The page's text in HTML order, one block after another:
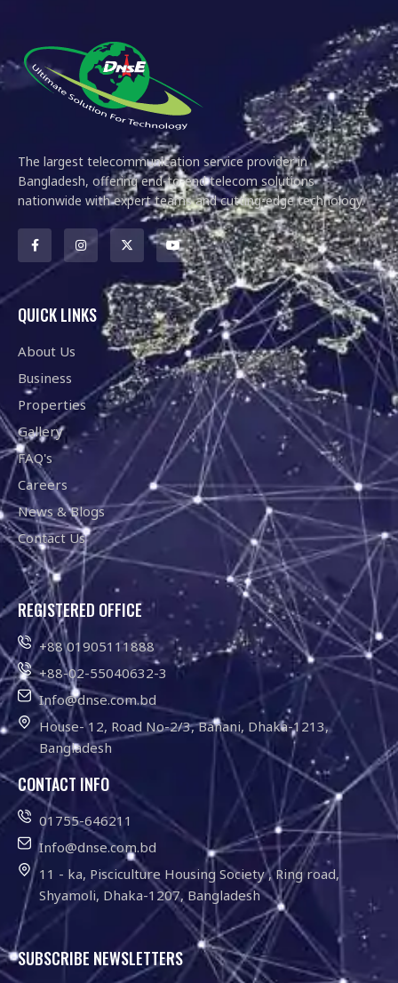
The largest telecommunication service provider in
Bangladesh, offering end-to-end telecom solutions
nationwide with expert teams and cutting-edge technology.
QUICK LINKS
About Us
Business
Properties
Gallery
FAQ's
Careers
News & Blogs
Contact Us
REGISTERED OFFICE
+88 01905111888
+88-02-55040632-3
Info@dnse.com.bd
House- 12, Road No-2/3, Banani, Dhaka-1213,
Bangladesh
CONTACT INFO
01755-646211
Info@dnse.com.bd
11 - ka, Pisciculture Housing Society , Ring road,
Shyamoli, Dhaka-1207, Bangladesh
SUBSCRIBE NEWSLETTERS